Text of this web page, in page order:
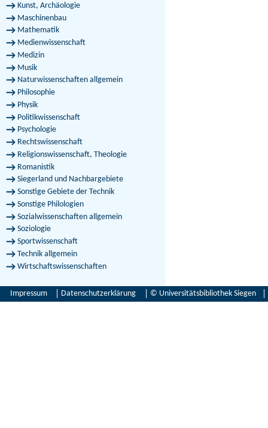
Kunst, Archäologie
Maschinenbau
Mathematik
Medienwissenschaft
Medizin
Musik
Naturwissenschaften allgemein
Philosophie
Physik
Politikwissenschaft
Psychologie
Rechtswissenschaft
Religionswissenschaft, Theologie
Romanistik
Siegerland und Nachbargebiete
Sonstige Gebiete der Technik
Sonstige Philologien
Sozialwissenschaften allgemein
Soziologie
Sportwissenschaft
Technik allgemein
Wirtschaftswissenschaften
Impressum Datenschutzerklärung © Universitätsbibliothek Siegen